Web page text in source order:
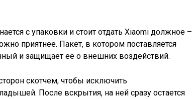
с упаковки и стоит отдать Xiaomi должное –
приятнее. Пакет, в котором поставляется
и защищает её о внешних воздействий.
скотчем, чтобы исключить
После вскрытия, на ней сразу остается